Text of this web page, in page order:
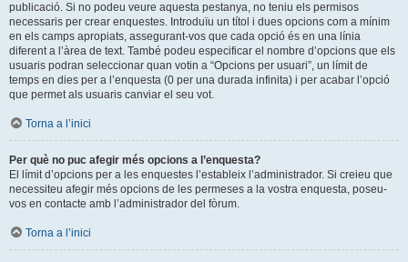
publicació. Si no podeu veure aquesta pestanya, no teniu els permisos
necessaris per crear enquestes. Introduïu un títol i dues opcions com a mínim
en els camps apropiats, assegurant-vos que cada opció és en una línia
diferent a l’àrea de text. També podeu especificar el nombre d’opcions que els
usuaris podran seleccionar quan votin a “Opcions per usuari”, un límit de
temps en dies per a l’enquesta (0 per una durada infinita) i per acabar l’opció
que permet als usuaris canviar el seu vot.
Torna a l’inici
Per què no puc afegir més opcions a l’enquesta?
El límit d’opcions per a les enquestes l’estableix l’administrador. Si creieu que
necessiteu afegir més opcions de les permeses a la vostra enquesta, poseu-
vos en contacte amb l’administrador del fòrum.
Torna a l’inici